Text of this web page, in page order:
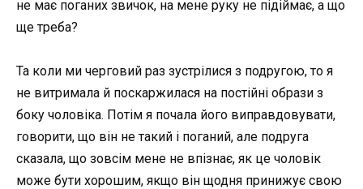
не має поганих звичок, на мене руку не підіймає, а що
ще треба?
Та коли ми черговий раз зустрілися з подругою, то я
не витримала й поскаржилася на постійні образи з
боку чоловіка. Потім я почала його виправдовувати,
говорити, що він не такий і поганий, але подруга
сказала, що зовсім мене не впізнає, як це чоловік
може бути хорошим, якщо він щодня принижує свою